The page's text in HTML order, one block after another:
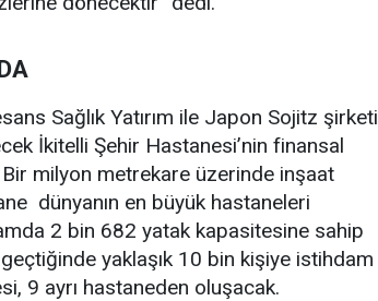
Sağlık Yatırım ile Japon Sojitz şirketi
İkitelli Şehir Hastanesi’nin finansal
Bir milyon metrekare üzerinde inşaat
dünyanın en büyük hastaneleri
2 bin 682 yatak kapasitesine sahip
yaklaşık 10 bin kişiye istihdam
9 ayrı hastaneden oluşacak.